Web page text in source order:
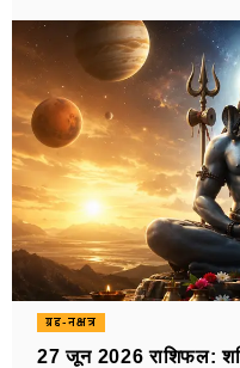
ग्रह-नक्षत्र
27 जून 2026 राशिफल: